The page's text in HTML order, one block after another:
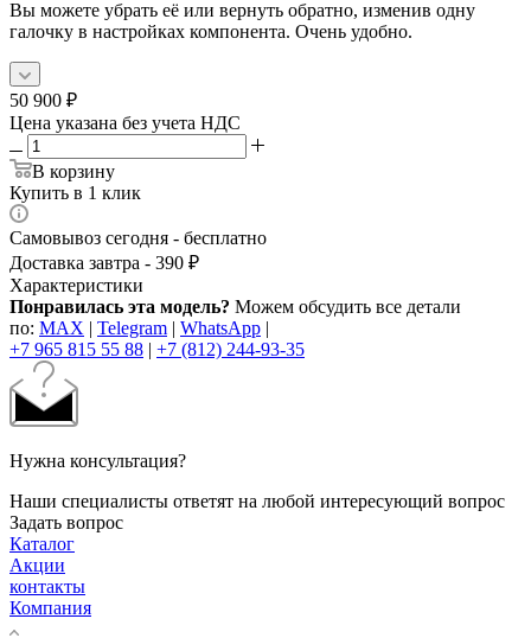
Вы можете убрать её или вернуть обратно, изменив одну
галочку в настройках компонента. Очень удобно.
50 900 ₽
Цена указана без учета НДС
В корзину
Купить в 1 клик
Самовывоз сегодня - бесплатно
Доставка завтра - 390 ₽
Характеристики
Понравилась эта модель? Можем обсудить все детали
по: MAX | Telegram | WhatsApp |
+7 965 815 55 88 | +7 (812) 244-93-35
Нужна консультация?
Наши специалисты ответят на любой интересующий вопрос
Задать вопрос
Каталог
Акции
контакты
Компания